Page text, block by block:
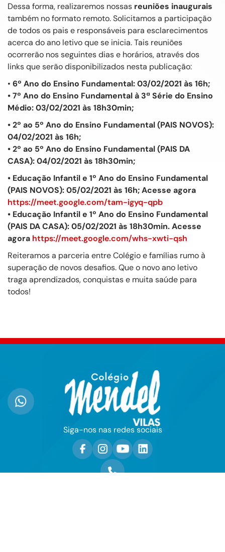
Dessa forma, realizaremos nossas reuniões inaugurais
também no formato remoto. Solicitamos a participação
de todos os pais e responsáveis para esclarecimentos
acerca do ano letivo que se inicia. Tais reuniões
ocorrerão nos seguintes dias e horários, através dos
links que serão disponibilizados nesta publicação:
• 6º Ano do Ensino Fundamental: 03/02/2021 às 16h;
• 7º Ano do Ensino Fundamental à 3ª Série do Ensino
Médio: 03/02/2021 às 18h30min;
• 2º ao 5º Ano do Ensino Fundamental (PAIS NOVOS):
04/02/2021 às 16h;
• 2º ao 5º Ano do Ensino Fundamental (PAIS DA
CASA): 04/02/2021 às 18h30min;
• Educação Infantil e 1º Ano do Ensino Fundamental
(PAIS NOVOS): 05/02/2021 às 16h; Acesse agora
https://meet.google.com/tam-igyq-qpb
• Educação Infantil e 1º Ano do Ensino Fundamental
(PAIS DA CASA): 05/02/2021 às 18h30min. Acesse
agora https://meet.google.com/whs-xwti-qsh
Reiteramos a parceria entre Colégio e famílias rumo à
superação de novos desafios. Que o novo ano letivo
traga aprendizados, conquistas e muita saúde para
todos!
Siga-nos nas redes sociais